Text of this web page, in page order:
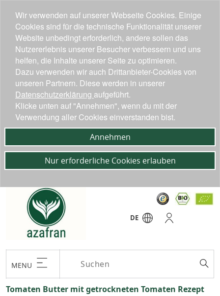
DE
MENU
Tomaten Butter mit getrockneten Tomaten Rezept
Wir verwenden auf unserer Webseite Cookies. Einige
Cookies sind für die technische Funktionalität unserer
Website unbedingt erforderlich, andere sollen das
Nutzererlebnis unserer Besucher verbessern und uns
helfen, die Inhalte unserer Seite zu optimieren.
Dazu verwenden wir auch Drittanbieter-Cookies von
unseren Partnern. Diese werden in unserer
Datenschutzerklärung aufgeführt.
Klicke unten auf "Annehmen", wenn du mit der
Verwendung aller Cookies einverstanden bist.
Annehmen
Nur erforderliche Cookies erlauben